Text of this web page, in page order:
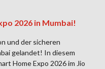
2026 in Mumbai!
und der sicheren
gelandet! In diesem
Home Expo 2026 im Jio